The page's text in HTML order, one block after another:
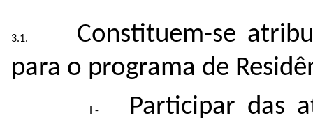
Constituem-se
para o programa de
Participar das